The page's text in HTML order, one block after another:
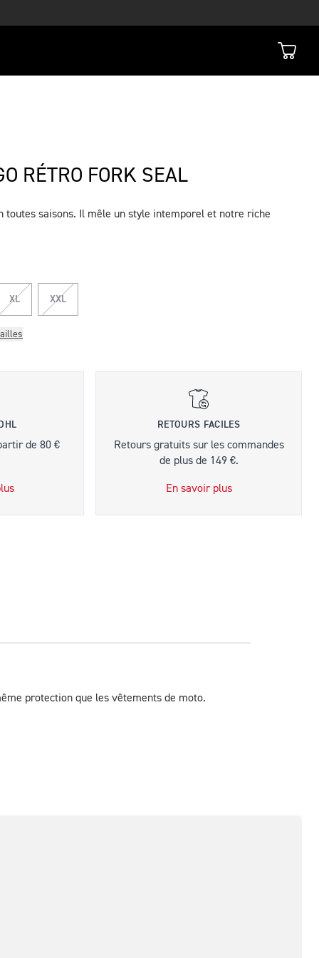
RÉTRO FORK SEAL
toutes saisons. Il mêle un style intemporel et notre riche
XL XXL
de 80 €
RETOURS FACILES
Retours gratuits sur les commandes
de plus de 149 €.
En savoir plus
protection que les vêtements de moto.